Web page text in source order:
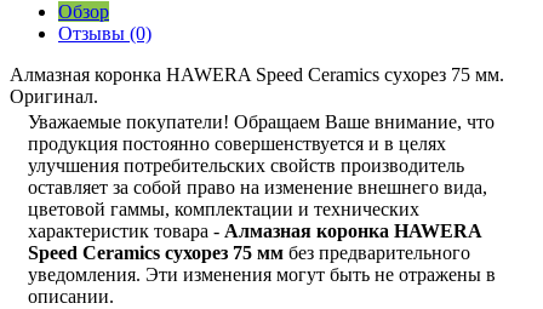
Обзор
Отзывы (0)
Алмазная коронка HAWERA Speed Ceramics сухорез 75 мм.
Оригинал.
Уважаемые покупатели! Обращаем Ваше внимание, что
продукция постоянно совершенствуется и в целях
улучшения потребительских свойств производитель
оставляет за собой право на изменение внешнего вида,
цветовой гаммы, комплектации и технических
характеристик товара - Алмазная коронка HAWERA
Speed Ceramics сухорез 75 мм без предварительного
уведомления. Эти изменения могут быть не отражены в
описании.